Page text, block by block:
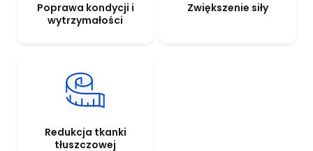
Poprawa kondycji i
wytrzymałości
Zwiększenie siły
Redukcja tkanki
tłuszczowej